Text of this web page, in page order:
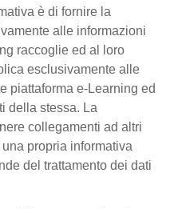
è di fornire la
alle informazioni
raccoglie ed al loro
esclusivamente alle
piattaforma e-Learning ed
della stessa. La
collegamenti ad altri
propria informativa
del trattamento dei dati